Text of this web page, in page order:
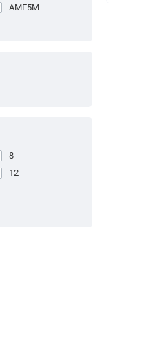
АМГ5М
8
12